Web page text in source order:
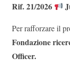
Rif. 21/2026
Per rafforzare il
Fondazione
Officer.